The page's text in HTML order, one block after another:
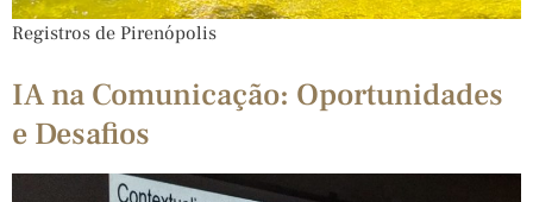
Registros de Pirenópolis
IA na Comunicação: Oportunidades
e Desafios